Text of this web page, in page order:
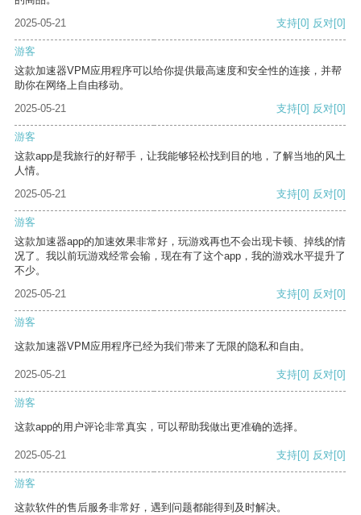
2025-05-21
支持[0] 反对[0]
游客
这款加速器VPM应用程序可以给你提供最高速度和安全性的连接，并帮
助你在网络上自由移动。
2025-05-21
支持[0] 反对[0]
游客
这款app是我旅行的好帮手，让我能够轻松找到目的地，了解当地的风土
人情。
2025-05-21
支持[0] 反对[0]
游客
这款加速器app的加速效果非常好，玩游戏再也不会出现卡顿、掉线的情
况了。我以前玩游戏经常会输，现在有了这个app，我的游戏水平提升了
不少。
2025-05-21
支持[0] 反对[0]
游客
这款加速器VPM应用程序已经为我们带来了无限的隐私和自由。
2025-05-21 支持[0] 反对[0]
游客
这款app的用户评论非常真实，可以帮助我做出更准确的选择。
2025-05-21 支持[0] 反对[0]
游客
这款软件的售后服务非常好，遇到问题都能得到及时解决。